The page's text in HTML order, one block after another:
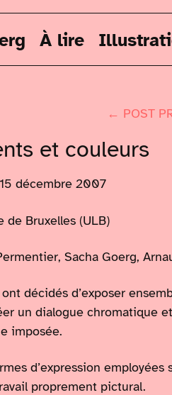
À lire
← POST
et couleurs
15 décembre 2007
de Bruxelles (ULB)
Sacha Goerg,
décidés d’exposer
un dialogue chromatique
imposée.
d’expression
proprement pictural.